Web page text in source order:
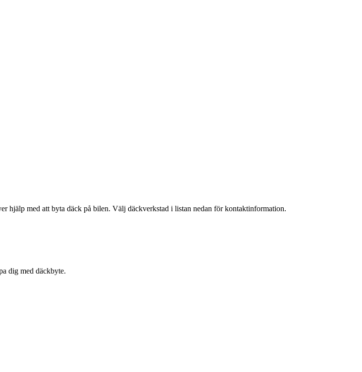
hjälp med att byta däck på bilen. Välj däckverkstad i listan nedan för kontaktinformation.
dig med däckbyte.